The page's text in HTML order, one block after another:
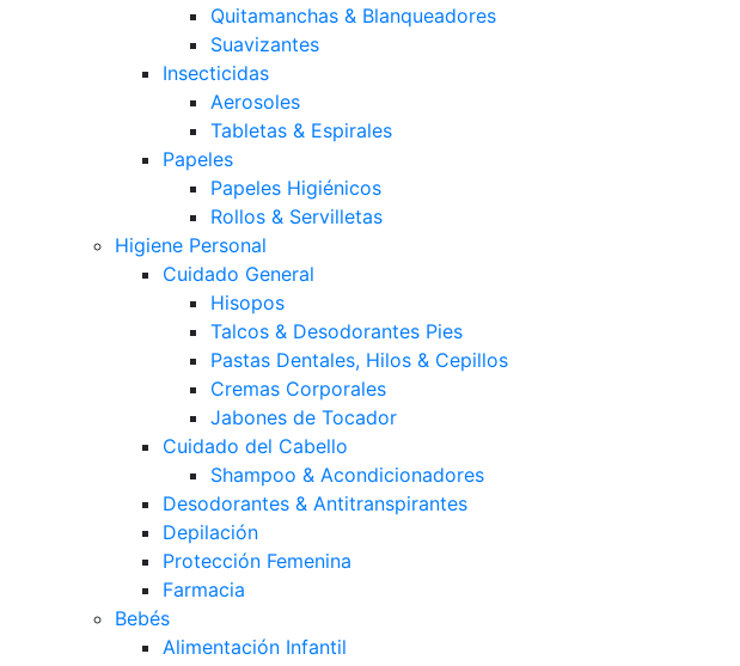
Quitamanchas & Blanqueadores
Suavizantes
Insecticidas
Aerosoles
Tabletas & Espirales
Papeles
Papeles Higiénicos
Rollos & Servilletas
Higiene Personal
Cuidado General
Hisopos
Talcos & Desodorantes Pies
Pastas Dentales, Hilos & Cepillos
Cremas Corporales
Jabones de Tocador
Cuidado del Cabello
Shampoo & Acondicionadores
Desodorantes & Antitranspirantes
Depilación
Protección Femenina
Farmacia
Bebés
Alimentación Infantil